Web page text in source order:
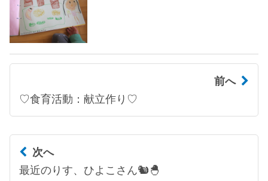
前へ
♡食育活動：献立作り♡
次へ
最近のりす、ひよこさん🐿️🐣